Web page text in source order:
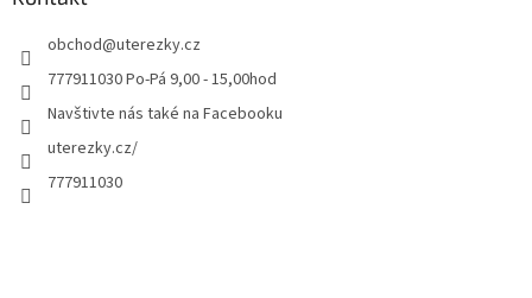
obchod@uterezky.cz
777911030 Po-Pá 9,00 - 15,00hod
Navštivte nás také na Facebooku
uterezky.cz/
777911030